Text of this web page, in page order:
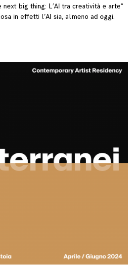
next big thing: L’AI tra creatività e arte”
in effetti l’AI sia, almeno ad oggi.